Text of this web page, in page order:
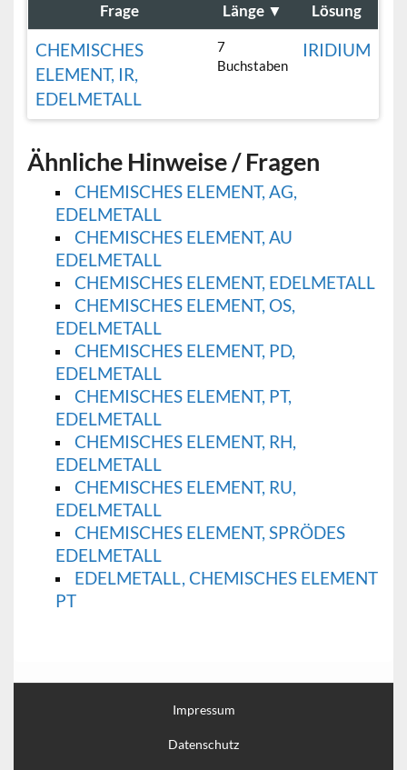
Frage Länge ▼ Lösung
CHEMISCHES
ELEMENT, IR,
EDELMETALL
7
Buchstaben
IRIDIUM
Ähnliche Hinweise / Fragen
CHEMISCHES ELEMENT, AG,
EDELMETALL
CHEMISCHES ELEMENT, AU
EDELMETALL
CHEMISCHES ELEMENT, EDELMETALL
CHEMISCHES ELEMENT, OS,
EDELMETALL
CHEMISCHES ELEMENT, PD,
EDELMETALL
CHEMISCHES ELEMENT, PT,
EDELMETALL
CHEMISCHES ELEMENT, RH,
EDELMETALL
CHEMISCHES ELEMENT, RU,
EDELMETALL
CHEMISCHES ELEMENT, SPRÖDES
EDELMETALL
EDELMETALL, CHEMISCHES ELEMENT
PT
Impressum
Datenschutz